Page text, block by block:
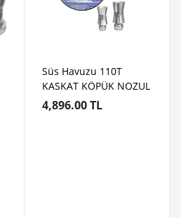
Süs Havuzu 110T
KASKAT KÖPÜK NOZUL
4,896.00 TL